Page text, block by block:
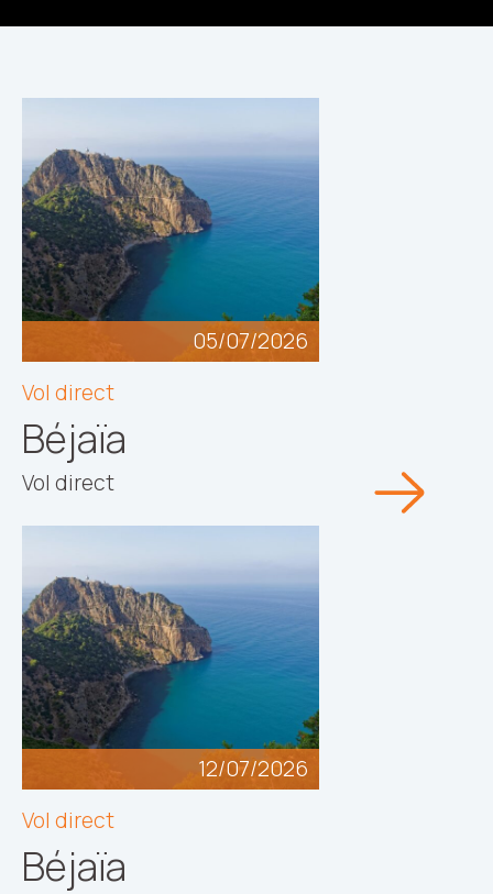
05/07/2026
Vol direct
Béjaïa
Vol direct
12/07/2026
Vol direct
Béjaïa